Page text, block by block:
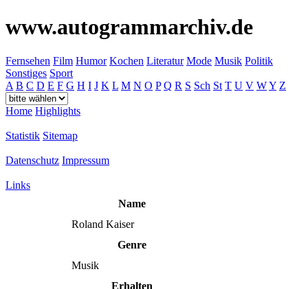
www.autogrammarchiv.de
Fernsehen Film Humor Kochen Literatur Mode Musik Politik
Sonstiges Sport
A B C D E F G H I J K L M N O P Q R S Sch St T U V WY Z
Home Highlights
Statistik Sitemap
Datenschutz Impressum
Links
Name
Roland Kaiser
Genre
Musik
Erhalten